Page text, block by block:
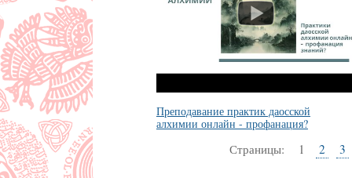
Преподавание практик даосской
алхимии онлайн - профанация?
Страницы: 1 2 3